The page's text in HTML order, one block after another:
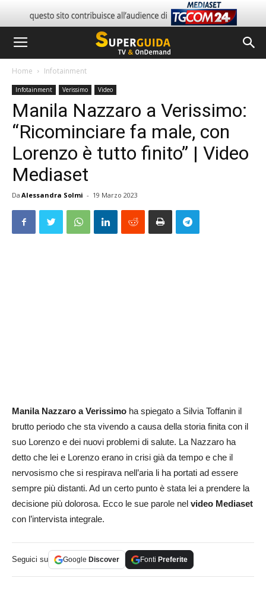
Home Infotainment
Infotainment Verissimo Video
Manila Nazzaro a Verissimo:
“Ricominciare fa male, con
Lorenzo è tutto finito” | Video
Mediaset
Da Alessandra Solmi - 19 Marzo 2023
Manila Nazzaro a Verissimo ha spiegato a Silvia Toffanin il
brutto periodo che sta vivendo a causa della storia finita con il
suo Lorenzo e dei nuovi problemi di salute. La Nazzaro ha
detto che lei e Lorenzo erano in crisi già da tempo e che il
nervosismo che si respirava nell’aria li ha portati ad essere
sempre più distanti. Ad un certo punto è stata lei a prendere la
decisione più dolorosa. Ecco le sue parole nel video Mediaset
con l’intervista integrale.
Seguici su Google Discover Fonti Preferite